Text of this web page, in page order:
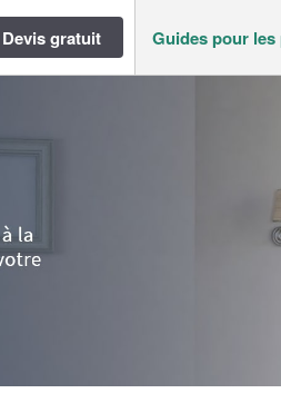
Devis gratuit Guides pour les